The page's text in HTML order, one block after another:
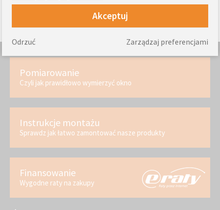
Pomiarowanie
Czyli jak prawidłowo wymierzyć okno
Instrukcje montażu
Sprawdz jak łatwo zamontować nasze produkty
Finansowanie
Wygodne raty na zakupy
Akceptuj
Zarządzaj preferencjami
Odrzuć